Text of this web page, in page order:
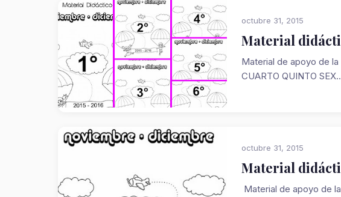
octubre 31, 2015
Material
Material de apoyo de
CUARTO QUINTO
octubre 31, 2015
Material
Material de apoyo de